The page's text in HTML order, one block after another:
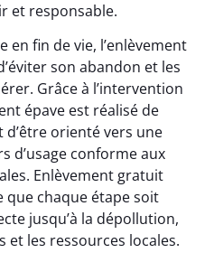
et responsable.
en fin de vie, l’enlèvement
son abandon et les
Grâce à l’intervention
épave est réalisé de
orienté vers une
d’usage conforme aux
Enlèvement gratuit
que chaque étape soit
jusqu’à la dépollution,
et les ressources locales.